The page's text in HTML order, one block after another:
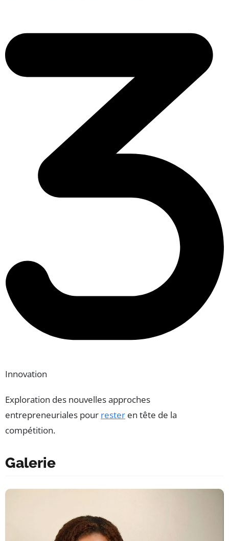
Innovation
Exploration des nouvelles approches
entrepreneuriales pour rester en tête de la
compétition.
Galerie